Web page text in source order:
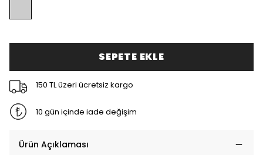
SEPETE EKLE
150 TL üzeri ücretsiz kargo
10 gün içinde iade değişim
Ürün Açıklaması